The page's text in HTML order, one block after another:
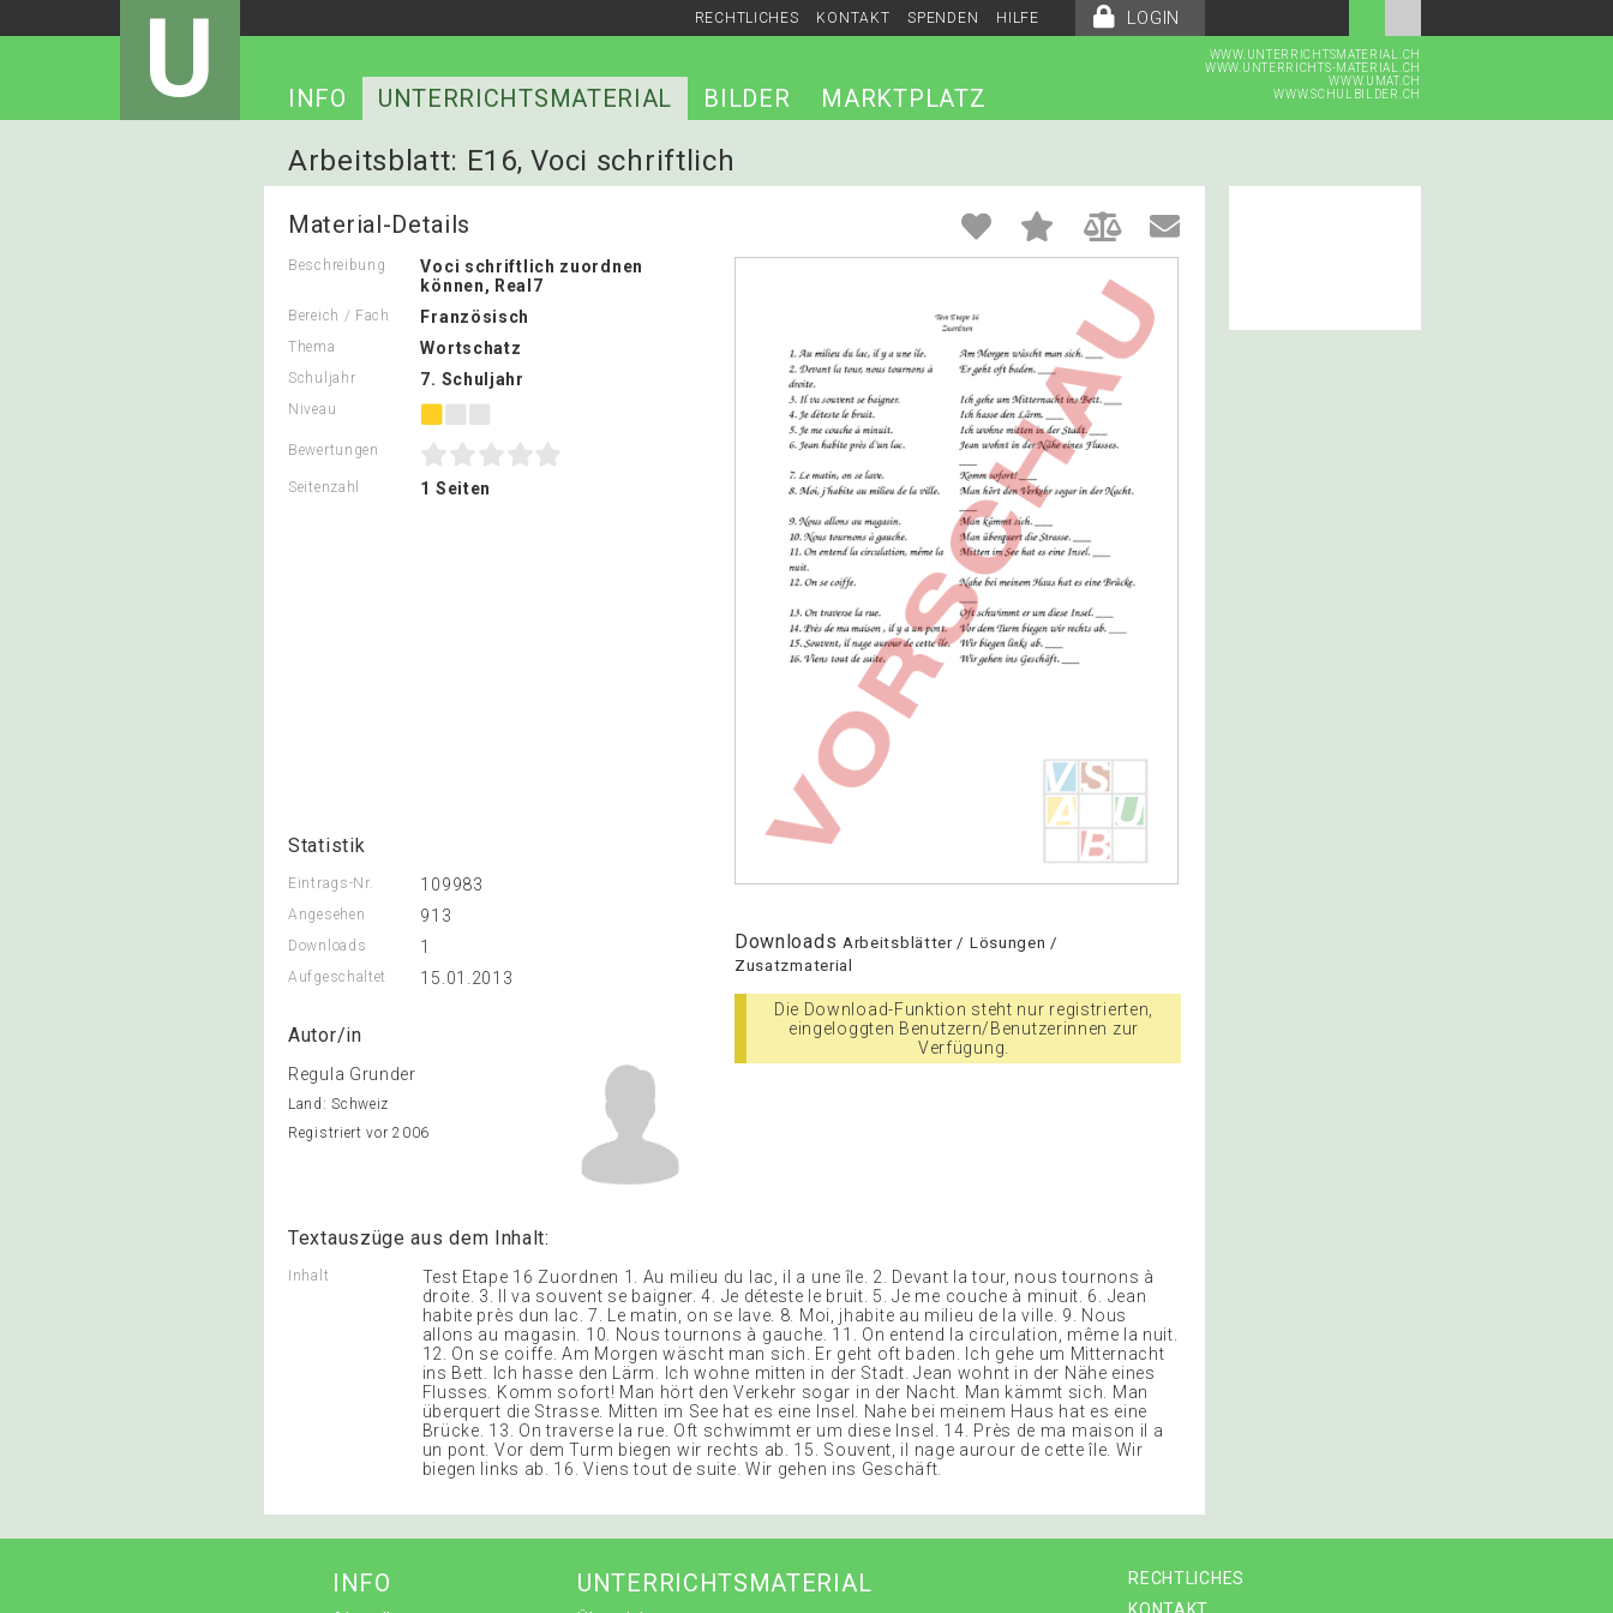
LOGIN
RECHTLICHES KONTAKT SPENDEN HILFE
U
WWW.UNTERRICHTSMATERIAL.CH
WWW.UNTERRICHTS-MATERIAL.CH
WWW.UMAT.CH
WWW.SCHULBILDER.CH
INFO UNTERRICHTSMATERIAL BILDER MARKTPLATZ
Arbeitsblatt: E16, Voci schriftlich
Material-Details
Beschreibung
Voci schriftlich zuordnen
können, Real7
Bereich / Fach Französisch
Thema Wortschatz
Schuljahr 7. Schuljahr
Niveau
Bewertungen
Seitenzahl 1 Seiten
Statistik
Eintrags-Nr. 109983
Angesehen 913
Downloads 1
Aufgeschaltet 15.01.2013
Autor/in
Regula Grunder
Land: Schweiz
Registriert vor 2006
Downloads Arbeitsblätter / Lösungen /
Zusatzmaterial
Die Download-Funktion steht nur registrierten,
eingeloggten Benutzern/Benutzerinnen zur
Verfügung.
Textauszüge aus dem Inhalt:
Inhalt
Test Etape 16 Zuordnen 1. Au milieu du lac, il a une île. 2. Devant la tour, nous tournons à
droite. 3. Il va souvent se baigner. 4. Je déteste le bruit. 5. Je me couche à minuit. 6. Jean
habite près dun lac. 7. Le matin, on se lave. 8. Moi, jhabite au milieu de la ville. 9. Nous
allons au magasin. 10. Nous tournons à gauche. 11. On entend la circulation, même la nuit.
12. On se coiffe. Am Morgen wäscht man sich. Er geht oft baden. Ich gehe um Mitternacht
ins Bett. Ich hasse den Lärm. Ich wohne mitten in der Stadt. Jean wohnt in der Nähe eines
Flusses. Komm sofort! Man hört den Verkehr sogar in der Nacht. Man kämmt sich. Man
überquert die Strasse. Mitten im See hat es eine Insel. Nahe bei meinem Haus hat es eine
Brücke. 13. On traverse la rue. Oft schwimmt er um diese Insel. 14. Près de ma maison il a
un pont. Vor dem Turm biegen wir rechts ab. 15. Souvent, il nage aurour de cette île. Wir
biegen links ab. 16. Viens tout de suite. Wir gehen ins Geschäft.
RECHTLICHES
INFO UNTERRICHTSMATERIAL